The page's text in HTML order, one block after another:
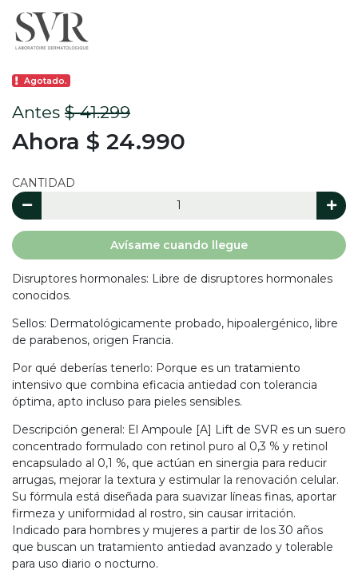
Agotado.
Antes $ 41.299
Ahora $ 24.990
CANTIDAD
Avísame cuando llegue
Disruptores hormonales: Libre de disruptores hormonales
conocidos.
Sellos: Dermatológicamente probado, hipoalergénico, libre
de parabenos, origen Francia.
Por qué deberías tenerlo: Porque es un tratamiento
intensivo que combina eficacia antiedad con tolerancia
óptima, apto incluso para pieles sensibles.
Descripción general: El Ampoule [A] Lift de SVR es un suero
concentrado formulado con retinol puro al 0,3 % y retinol
encapsulado al 0,1 %, que actúan en sinergia para reducir
arrugas, mejorar la textura y estimular la renovación celular.
Su fórmula está diseñada para suavizar líneas finas, aportar
firmeza y uniformidad al rostro, sin causar irritación.
Indicado para hombres y mujeres a partir de los 30 años
que buscan un tratamiento antiedad avanzado y tolerable
para uso diario o nocturno.